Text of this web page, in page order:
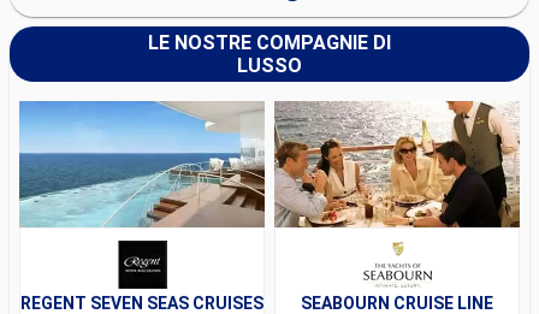
LE NOSTRE COMPAGNIE DI
LUSSO
REGENT SEVEN SEAS CRUISES SEABOURN CRUISE LINE